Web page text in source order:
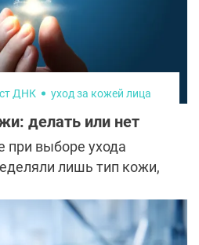
ДНК уход за кожей лица
делать или нет
при выборе ухода
лишь тип кожи,
стареет, как
филлеры, к каким